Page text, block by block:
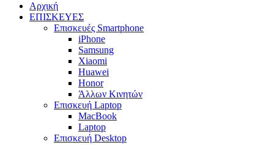
Αρχική
ΕΠΙΣΚΕΥΕΣ
Επισκευές Smartphone
iPhone
Samsung
Xiaomi
Huawei
Honor
Άλλων Κινητών
Επισκευή Laptop
MacBook
Laptop
Επισκευή Desktop